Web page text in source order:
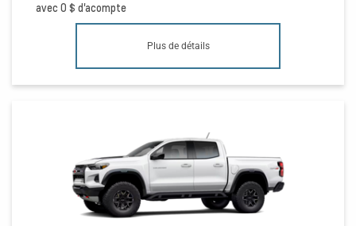
avec0 $ d'acompte
Plus de détails